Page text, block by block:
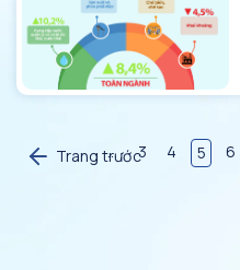
Trang trước
... 3 4 5 6